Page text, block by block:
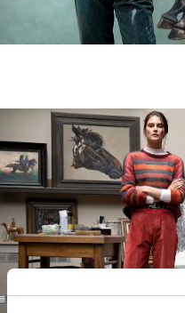
S'INSCRIRE
INSCRIVEZ-VOUS À
Inscrivez-vous à
découvrir en avant-
collections.
collaborations et